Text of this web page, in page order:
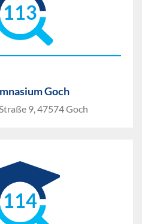
113
Goch
9, 47574 Goch
114